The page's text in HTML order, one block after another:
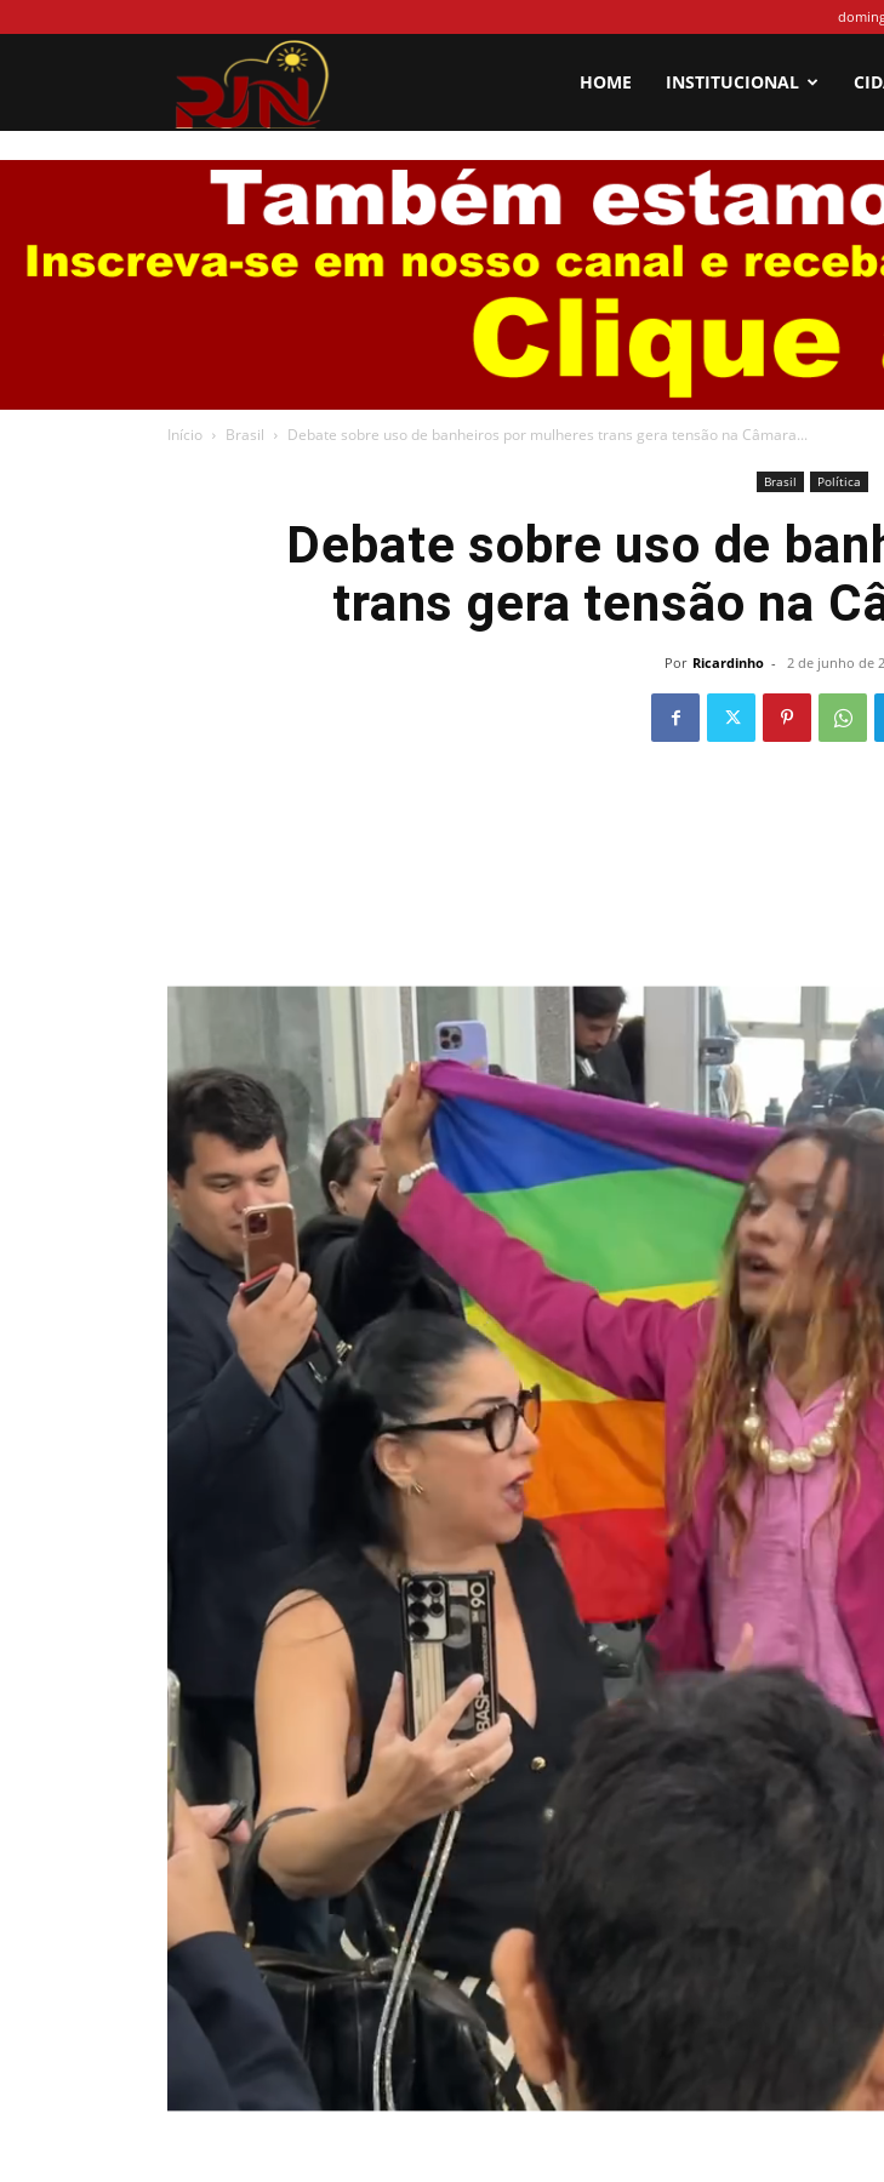
Jurema
News
HOME INSTITUCIONAL
Início Brasil Debate sobre uso de banheiros por mulheres trans gera tensão na Câmara...
Brasil Política
Debate sobre uso de
trans gera tensão na
Por Ricardinho - 2 de junho de